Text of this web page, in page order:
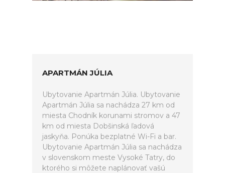
APARTMÁN JÚLIA
Ubytovanie Apartmán Júlia. Ubytovanie
Apartmán Júlia sa nachádza 27 km od
miesta Chodník korunami stromov a 47
km od miesta Dobšinská ľadová
jaskyňa. Ponúka bezplatné Wi-Fi a bar.
Ubytovanie Apartmán Júlia sa nachádza
v slovenskom meste Vysoké Tatry, do
ktorého si môžete naplánovať vašú